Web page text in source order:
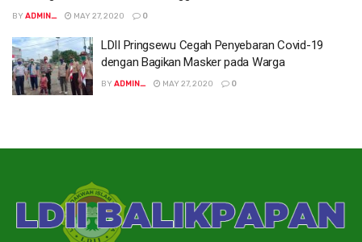
BY ADMIN_ MAY 27, 2020 0
LDII Pringsewu Cegah Penyebaran Covid-19
dengan Bagikan Masker pada Warga
BY ADMIN_ MAY 27, 2020 0